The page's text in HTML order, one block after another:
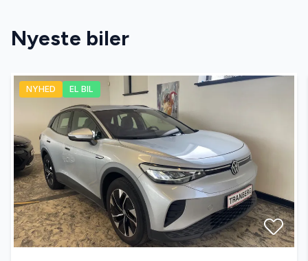
Automatgear
Bluetooth
DAB+ radio
Digitalt cockpit
Dual zone klimaanlæg
Nyeste biler
NYHED EL BIL